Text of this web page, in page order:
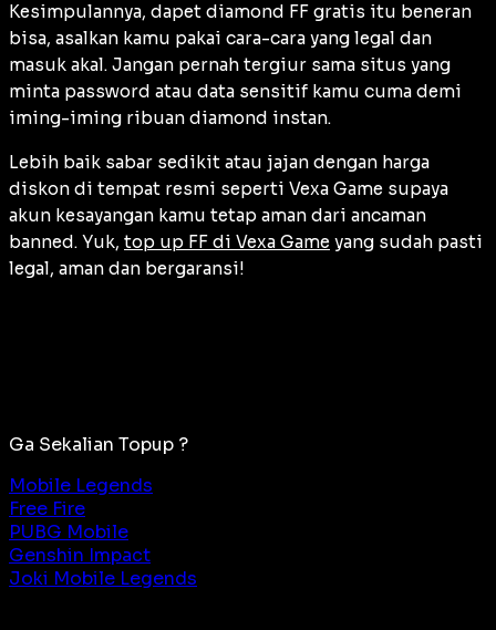
Kesimpulannya, dapet diamond FF gratis itu beneran
bisa, asalkan kamu pakai cara-cara yang legal dan
masuk akal. Jangan pernah tergiur sama situs yang
minta password atau data sensitif kamu cuma demi
iming-iming ribuan diamond instan.
Lebih baik sabar sedikit atau jajan dengan harga
diskon di tempat resmi seperti Vexa Game supaya
akun kesayangan kamu tetap aman dari ancaman
banned. Yuk, top up FF di Vexa Game yang sudah pasti
legal, aman dan bergaransi!
Ga Sekalian Topup ?
Mobile Legends
Free Fire
PUBG Mobile
Genshin Impact
Joki Mobile Legends